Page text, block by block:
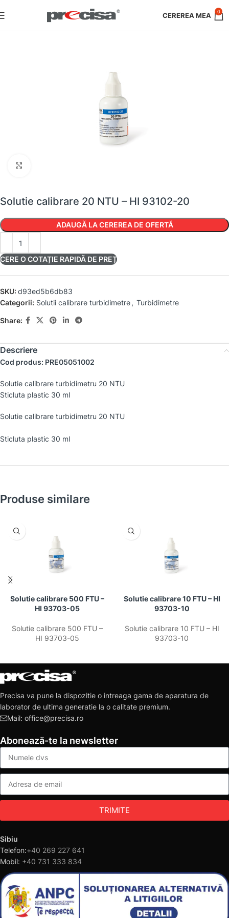
0
Solutie calibrare 20 NTU – HI 93102-20
ADAUGĂ LA CEREREA DE OFERTĂ
CERE O COTAȚIE RAPIDĂ DE PREȚ
SKU: d93ed5b6db83
Categorii: Solutii calibrare turbidimetre, Turbidimetre
Share:
Descriere
Cod produs: PRE05051002
Solutie calibrare turbidimetru 20 NTU
Sticluta plastic 30 ml
Solutie calibrare turbidimetru 20 NTU
Sticluta plastic 30 ml
Produse similare
Solutie calibrare 500 FTU –
HI 93703-05
Solutie calibrare 500 FTU –
HI 93703-05
Solutie calibrare 10 FTU – HI
93703-10
Solutie calibrare 10 FTU – HI
93703-10
Precisa va pune la dispozitie o intreaga gama de aparatura de
laborator de ultima generatie la o calitate premium.
Mail: office@precisa.ro
Abonează-te la newsletter
TRIMITE
Sibiu
Telefon:+40 269 227 641
Mobil: +40 731 333 834